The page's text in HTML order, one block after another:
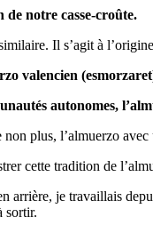
de notre casse-croûte.
Il s’agit à
valencien
autonomes,
plus, l’almuerzo
cette tradition de
arrière, je travaillais
sortir.